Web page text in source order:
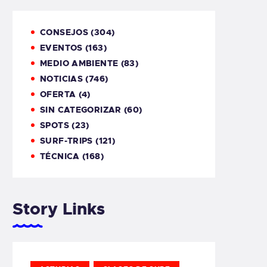
CONSEJOS (304)
EVENTOS (163)
MEDIO AMBIENTE (83)
NOTICIAS (746)
OFERTA (4)
SIN CATEGORIZAR (60)
SPOTS(23)
SURF-TRIPS (121)
TÉCNICA (168)
Story Links